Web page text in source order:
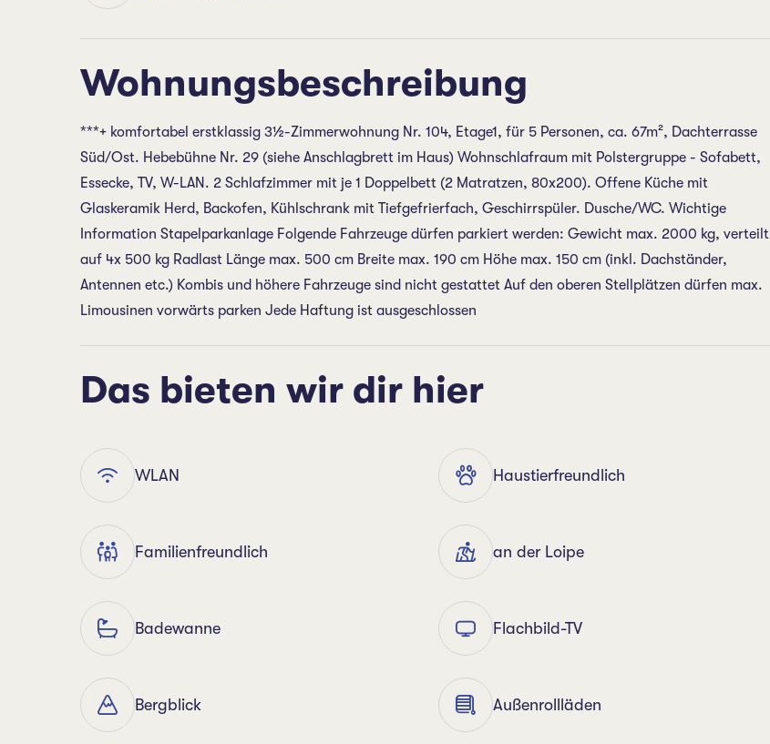
Wohnungsbeschreibung
***+ komfortabel erstklassig 3½-Zimmerwohnung Nr. 104, Etage1, für 5 Personen, ca. 67m², Dachterrasse
Süd/Ost. Hebebühne Nr. 29 (siehe Anschlagbrett im Haus) Wohnschlafraum mit Polstergruppe - Sofabett,
Essecke, TV, W-LAN. 2 Schlafzimmer mit je 1 Doppelbett (2 Matratzen, 80x200). Offene Küche mit
Glaskeramik Herd, Backofen, Kühlschrank mit Tiefgefrierfach, Geschirrspüler. Dusche/WC. Wichtige
Information Stapelparkanlage Folgende Fahrzeuge dürfen parkiert werden: Gewicht max. 2000 kg, verteilt
auf 4x 500 kg Radlast Länge max. 500 cm Breite max. 190 cm Höhe max. 150 cm (inkl. Dachständer,
Antennen etc.) Kombis und höhere Fahrzeuge sind nicht gestattet Auf den oberen Stellplätzen dürfen max.
Limousinen vorwärts parken Jede Haftung ist ausgeschlossen
Das bieten wir dir hier
WLAN Haustierfreundlich
Familienfreundlich an der Loipe
Badewanne Flachbild-TV
Bergblick Außenrollläden